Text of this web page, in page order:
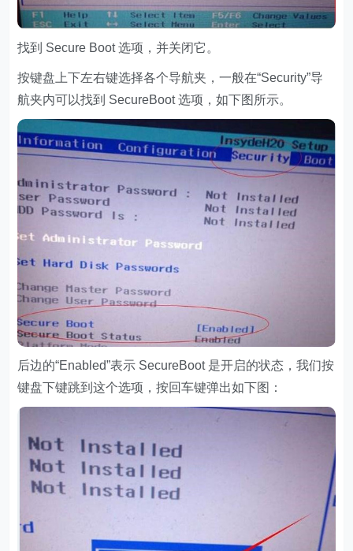
找到 Secure Boot 选项，并关闭它。
按键盘上下左右键选择各个导航夹，一般在“Security”导
航夹内可以找到 SecureBoot 选项，如下图所示。
后边的“Enabled”表示 SecureBoot 是开启的状态，我们按
键盘下键跳到这个选项，按回车键弹出如下图：